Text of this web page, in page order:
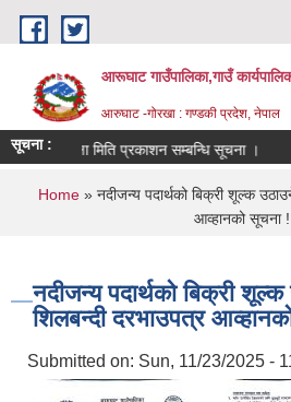
Skip to main content
आरूघाट गाउँपालिका,गाउँ
आरुघाट -गोरखा : गण्डकी प्रदेश, नेपाल
सूचना :
परीक्षा मिति प्रकाशन सम्बन्धि सूचना ।
You are here
Home» नदीजन्य पदार्थको बिक्री शूल्क
आव्हानको सूचना
नदीजन्य पदार्थको बिक्री
शिलबन्दी दरभाउपत्र
Submitted on: Sun, 11/23/2025 -